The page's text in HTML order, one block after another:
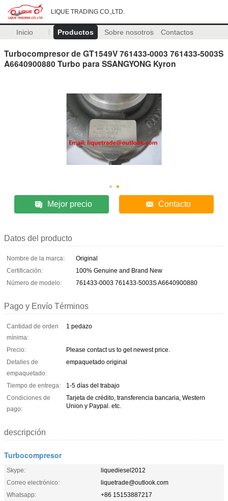
LIQUE TRADING CO.,LTD.
Inicio Productos Sobre nosotros Contactos
Turbocompresor de GT1549V 761433-0003 761433-5003S
A6640900880 Turbo para SSANGYONG Kyron
Mejor precio Contacto
Datos del producto
Nombre de la marca:
Original
Certificación:
100% Genuine and Brand New
Número de modelo:
761433-0003 761433-5003S A6640900880
Pago y Envío Términos
Cantidad de orden
mínima:
1 pedazo
Precio:
Please contact us to get newest price.
Detalles de
empaquetado:
empaquetado original
Tiempo de entrega:
1-5 días del trabajo
Condiciones de
pago:
Tarjeta de crédito, transferencia bancaria, Western
Union y Paypal. etc.
descripción
Turbocompresor
Skype:
liquediesel2012
Correo electrónico:
liquetrade@outlook.com
Whatsapp:
+86 15153887217